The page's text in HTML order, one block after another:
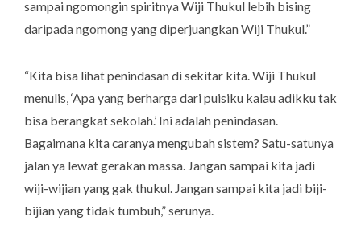
sampai ngomongin spiritnya Wiji Thukul lebih bising
daripada ngomong yang diperjuangkan Wiji Thukul.”
“Kita bisa lihat penindasan di sekitar kita. Wiji Thukul
menulis, ‘Apa yang berharga dari puisiku kalau adikku tak
bisa berangkat sekolah.’ Ini adalah penindasan.
Bagaimana kita caranya mengubah sistem? Satu-satunya
jalan ya lewat gerakan massa. Jangan sampai kita jadi
wiji-wijian yang gak thukul. Jangan sampai kita jadi biji-
bijian yang tidak tumbuh,” serunya.